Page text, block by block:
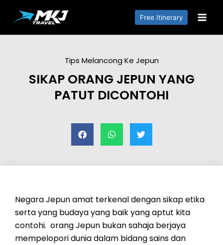
Free Itinerary
Tips Melancong Ke Jepun
SIKAP ORANG JEPUN YANG
PATUT DICONTOHI
Negara Jepun amat terkenal dengan sikap etika
serta yang budaya yang baik yang aptut kita
contohi. orang Jepun bukan sahaja berjaya
mempelopori dunia dalam bidang sains dan